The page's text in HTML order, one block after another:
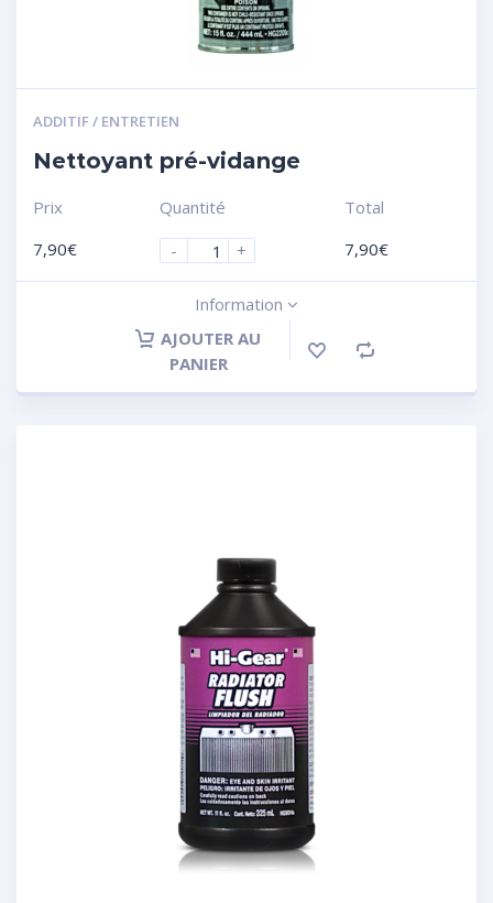
ADDITIF / ENTRETIEN
Nettoyant pré-vidange
Prix
7,90€
Quantité
-
+
Total
7,90€
Information
AJOUTER AU
PANIER